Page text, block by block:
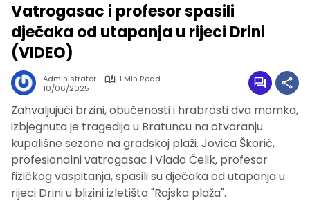
Vatrogasac i profesor spasili
dječaka od utapanja u rijeci Drini
(VIDEO)
Administrator
1 Min Read
10/06/2025
Zahvaljujući brzini, obučenosti i hrabrosti dva momka,
izbjegnuta je tragedija u Bratuncu na otvaranju
kupališne sezone na gradskoj plaži. Jovica Škorić,
profesionalni vatrogasac i Vlado Čelik, profesor
fizičkog vaspitanja, spasili su dječaka od utapanja u
rijeci Drini u blizini izletišta "Rajska plaža".